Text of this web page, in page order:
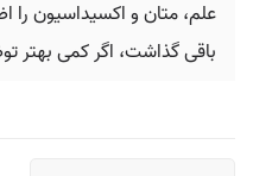
علم، متان و اکسیداسیون
باقی گذاشت، اگر کمی بهتر